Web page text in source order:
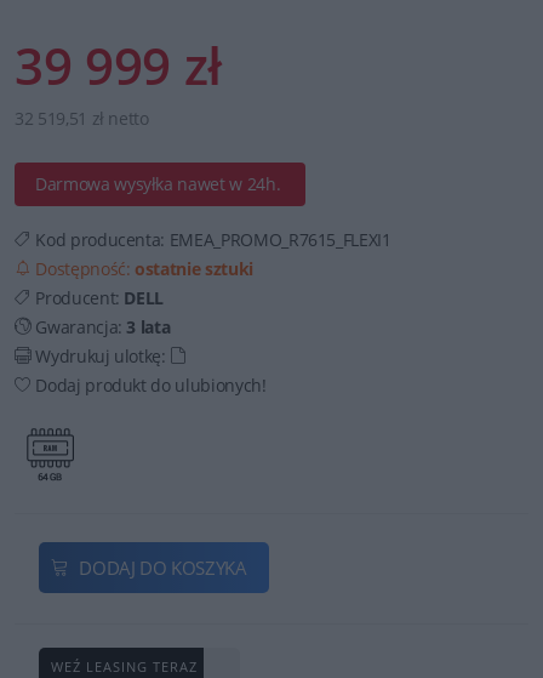
39 999 zł
32 519,51 zł netto
Darmowa wysyłka nawet w 24h.
Kod producenta: EMEA_PROMO_R7615_FLEXI1
Dostępność: ostatnie sztuki
Producent: DELL
Gwarancja:3 lata
Wydrukuj ulotkę:
Dodaj produkt do ulubionych!
DODAJ DO KOSZYKA
WEŹ LEASING TERAZ